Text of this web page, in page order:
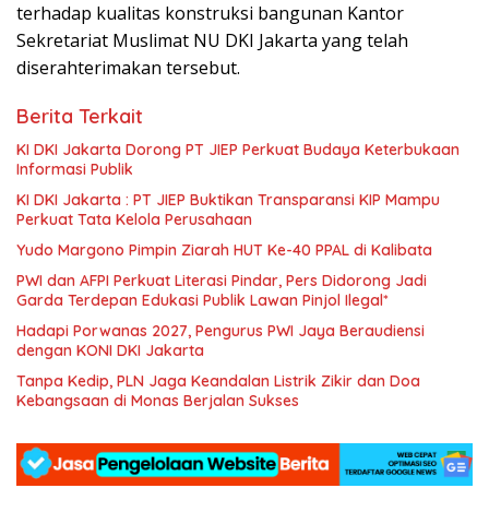
terhadap kualitas konstruksi bangunan Kantor
Sekretariat Muslimat NU DKI Jakarta yang telah
diserahterimakan tersebut.
Berita Terkait
KI DKI Jakarta Dorong PT JIEP Perkuat Budaya Keterbukaan
Informasi Publik
KI DKI Jakarta : PT JIEP Buktikan Transparansi KIP Mampu
Perkuat Tata Kelola Perusahaan
Yudo Margono Pimpin Ziarah HUT Ke-40 PPAL di Kalibata
PWI dan AFPI Perkuat Literasi Pindar, Pers Didorong Jadi
Garda Terdepan Edukasi Publik Lawan Pinjol Ilegal*
Hadapi Porwanas 2027, Pengurus PWI Jaya Beraudiensi
dengan KONI DKI Jakarta
Tanpa Kedip, PLN Jaga Keandalan Listrik Zikir dan Doa
Kebangsaan di Monas Berjalan Sukses